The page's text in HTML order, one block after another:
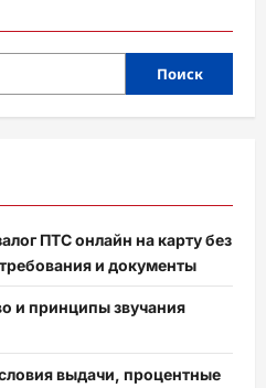
Поиск
ПТС онлайн на карту без
и документы
и принципы звучания
выдачи, процентные